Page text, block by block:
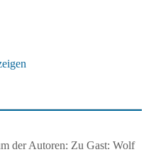
der Autoren: Zu Gast: Wolf